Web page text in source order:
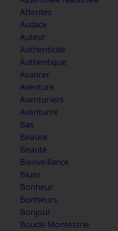
Attentes
Audace
Auteur
Authenticité
Authentique
Avancer
Aventure
Aventuriers
Aventurre
Bas
Beauce
Beauté
Bienveillance
Blues
Bonheur
Bonheurs
Bonjour
Boucle Montestrie